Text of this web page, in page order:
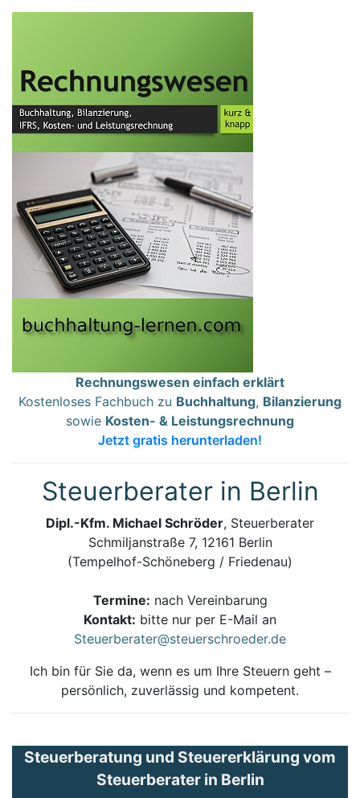
Rechnungswesen einfach erklärt
Kostenloses Fachbuch zu Buchhaltung, Bilanzierung
sowie Kosten- & Leistungsrechnung
Jetzt gratis herunterladen!
Steuerberater in Berlin
Dipl.-Kfm. Michael Schröder, Steuerberater
Schmiljanstraße 7, 12161 Berlin
(Tempelhof-Schöneberg / Friedenau)
Termine: nach Vereinbarung
Kontakt: bitte nur per E-Mail an
Steuerberater@steuerschroeder.de
Ich bin für Sie da, wenn es um Ihre Steuern geht –
persönlich, zuverlässig und kompetent.
Steuerberatung und Steuererklärung vom
Steuerberater in Berlin